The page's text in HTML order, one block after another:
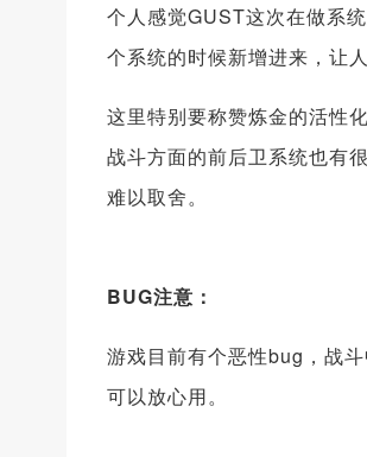
个人感觉GUST这次在做系
个系统的时候新增进来，让
这里特别要称赞炼金的活性
战斗方面的前后卫系统也有
难以取舍。
BUG注意：
游戏目前有个恶性bug，战
可以放心用。